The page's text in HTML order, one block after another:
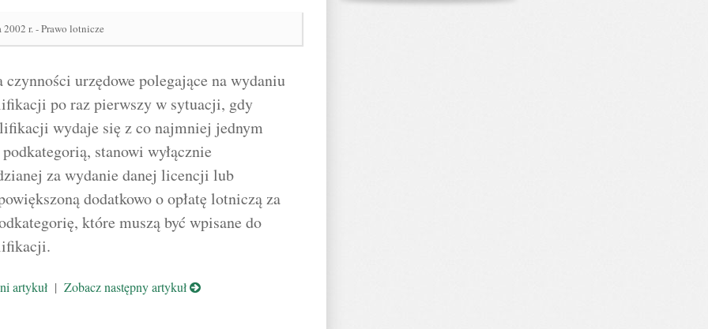
r. - Prawo lotnicze
urzędowe polegające na wydaniu
po raz pierwszy w sytuacji, gdy
wydaje się z co najmniej jednym
stanowi wyłącznie
za wydanie danej licencji lub
dodatkowo o opłatę lotniczą za
które muszą być wpisane do
artykuł| Zobacz następny artykuł